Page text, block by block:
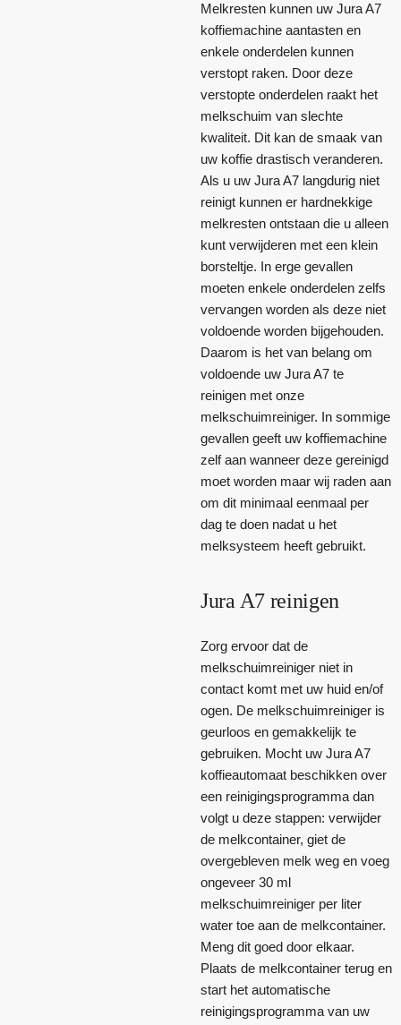
Melkresten kunnen uw Jura A7
koffiemachine aantasten en
enkele onderdelen kunnen
verstopt raken. Door deze
verstopte onderdelen raakt het
melkschuim van slechte
kwaliteit. Dit kan de smaak van
uw koffie drastisch veranderen.
Als u uw Jura A7 langdurig niet
reinigt kunnen er hardnekkige
melkresten ontstaan die u alleen
kunt verwijderen met een klein
borsteltje. In erge gevallen
moeten enkele onderdelen zelfs
vervangen worden als deze niet
voldoende worden bijgehouden.
Daarom is het van belang om
voldoende uw Jura A7 te
reinigen met onze
melkschuimreiniger. In sommige
gevallen geeft uw koffiemachine
zelf aan wanneer deze gereinigd
moet worden maar wij raden aan
om dit minimaal eenmaal per
dag te doen nadat u het
melksysteem heeft gebruikt.
Jura A7 reinigen
Zorg ervoor dat de
melkschuimreiniger niet in
contact komt met uw huid en/of
ogen. De melkschuimreiniger is
geurloos en gemakkelijk te
gebruiken. Mocht uw Jura A7
koffieautomaat beschikken over
een reinigingsprogramma dan
volgt u deze stappen: verwijder
de melkcontainer, giet de
overgebleven melk weg en voeg
ongeveer 30 ml
melkschuimreiniger per liter
water toe aan de melkcontainer.
Meng dit goed door elkaar.
Plaats de melkcontainer terug en
start het automatische
reinigingsprogramma van uw